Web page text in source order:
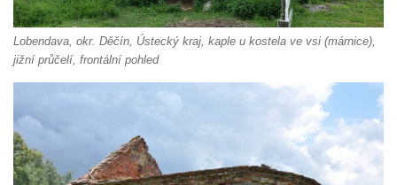
Popravní brána
Křížová cesta Římov – XX. kaple – Svatá
Veronika potkává Ježíše a utírá mu do své
Křížová cesta Římov – XVIII. kaple – Na
Ježíše vložen kříž
Lobendava, okr. Děčín, Ústecký kraj, kaple u kostela ve vsi (márnice),
jižní průčelí, frontální pohled